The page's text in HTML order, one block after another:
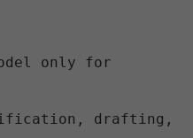
only for
drafting,